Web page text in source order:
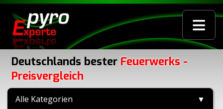
≡
Deutschlands bester Feuerwerks -
Preisvergleich
Alle Kategorien ▼